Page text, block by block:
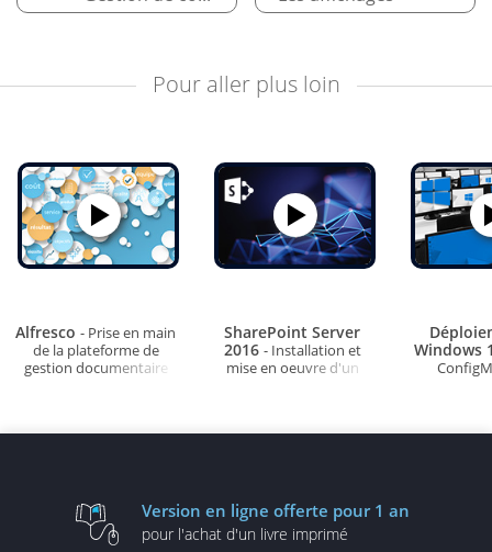
Pour aller plus loin
Alfresco - Prise en main
de la plateforme de
gestion documentaire
SharePoint Server
2016 - Installation et
mise en oeuvre d'un
Windows
Version en ligne offerte pour 1 an
pour l'achat d'un livre imprimé